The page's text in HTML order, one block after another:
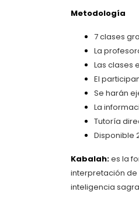
Metodología
7 clases
La
Las clases
El
Se harán
La
Tutoría
Disponible
Kabalah:es la
interpretación de
inteligencia